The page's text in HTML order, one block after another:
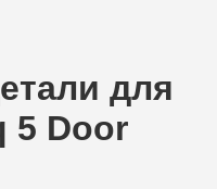
для
5 Door